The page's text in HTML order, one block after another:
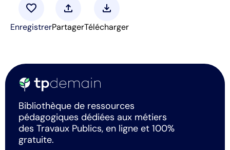
favorite
Enregistrer
upload
Partager
download
Télécharger
Bibliothèque de ressources
pédagogiques dédiées aux métiers
des Travaux Publics, en ligne et 100%
gratuite.